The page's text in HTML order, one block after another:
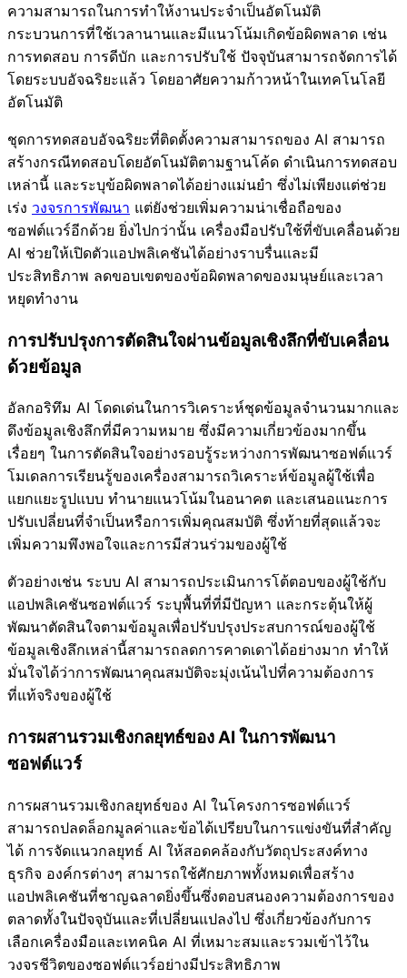
ความสามารถในการทำให้งานประจำเป็นอัตโนมัติ
กระบวนการที่ใช้เวลานานและมีแนวโน้มเกิดข้อผิดพลาด เช่น
การทดสอบ การดีบัก และการปรับใช้ ปัจจุบันสามารถจัดการได้
โดยระบบอัจฉริยะแล้ว โดยอาศัยความก้าวหน้าในเทคโนโลยี
อัตโนมัติ
ชุดการทดสอบอัจฉริยะที่ติดตั้งความสามารถของ AI สามารถ
สร้างกรณีทดสอบโดยอัตโนมัติตามฐานโค้ด ดำเนินการทดสอบ
เหล่านี้ และระบุข้อผิดพลาดได้อย่างแม่นยำ ซึ่งไม่เพียงแต่ช่วย
เร่ง วงจรการพัฒนา แต่ยังช่วยเพิ่มความน่าเชื่อถือของ
ซอฟต์แวร์อีกด้วย ยิ่งไปกว่านั้น เครื่องมือปรับใช้ที่ขับเคลื่อนด้วย
AI ช่วยให้เปิดตัวแอปพลิเคชันได้อย่างราบรื่นและมี
ประสิทธิภาพ ลดขอบเขตของข้อผิดพลาดของมนุษย์และเวลา
หยุดทำงาน
การปรับปรุงการตัดสินใจผ่านข้อมูลเชิงลึกที่ขับเคลื่อน
ด้วยข้อมูล
อัลกอริทึม AI โดดเด่นในการวิเคราะห์ชุดข้อมูลจำนวนมากและ
ดึงข้อมูลเชิงลึกที่มีความหมาย ซึ่งมีความเกี่ยวข้องมากขึ้น
เรื่อยๆ ในการตัดสินใจอย่างรอบรู้ระหว่างการพัฒนาซอฟต์แวร์
โมเดลการเรียนรู้ของเครื่องสามารถวิเคราะห์ข้อมูลผู้ใช้เพื่อ
แยกแยะรูปแบบ ทำนายแนวโน้มในอนาคต และเสนอแนะการ
ปรับเปลี่ยนที่จำเป็นหรือการเพิ่มคุณสมบัติ ซึ่งท้ายที่สุดแล้วจะ
เพิ่มความพึงพอใจและการมีส่วนร่วมของผู้ใช้
ตัวอย่างเช่น ระบบ AI สามารถประเมินการโต้ตอบของผู้ใช้กับ
แอปพลิเคชันซอฟต์แวร์ ระบุพื้นที่ที่มีปัญหา และกระตุ้นให้ผู้
พัฒนาตัดสินใจตามข้อมูลเพื่อปรับปรุงประสบการณ์ของผู้ใช้
ข้อมูลเชิงลึกเหล่านี้สามารถลดการคาดเดาได้อย่างมาก ทำให้
มั่นใจได้ว่าการพัฒนาคุณสมบัติจะมุ่งเน้นไปที่ความต้องการ
ที่แท้จริงของผู้ใช้
การผสานรวมเชิงกลยุทธ์ของ AI ในการพัฒนา
ซอฟต์แวร์
การผสานรวมเชิงกลยุทธ์ของ AI ในโครงการซอฟต์แวร์
สามารถปลดล็อกมูลค่าและข้อได้เปรียบในการแข่งขันที่สำคัญ
ได้ การจัดแนวกลยุทธ์ AI ให้สอดคล้องกับวัตถุประสงค์ทาง
ธุรกิจ องค์กรต่างๆ สามารถใช้ศักยภาพทั้งหมดเพื่อสร้าง
แอปพลิเคชันที่ชาญฉลาดยิ่งขึ้นซึ่งตอบสนองความต้องการของ
ตลาดทั้งในปัจจุบันและที่เปลี่ยนแปลงไป ซึ่งเกี่ยวข้องกับการ
เลือกเครื่องมือและเทคนิค AI ที่เหมาะสมและรวมเข้าไว้ใน
วงจรชีวิตของซอฟต์แวร์อย่างมีประสิทธิภาพ